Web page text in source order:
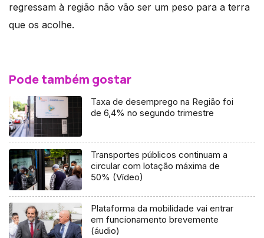
regressam à região não vão ser um peso para a terra
que os acolhe.
Pode também gostar
Taxa de desemprego na Região foi
de 6,4% no segundo trimestre
Transportes públicos continuam a
circular com lotação máxima de
50% (Vídeo)
Plataforma da mobilidade vai entrar
em funcionamento brevemente
(áudio)